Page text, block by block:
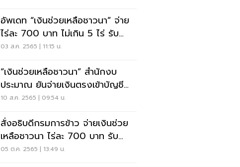
อัพเดท “เงินช่วยเหลือชาวนา” จ่าย
ไร่ละ 700 บาท ไม่เกิน 5 ไร่ รับ
สูงสุด 3,500 บาท
03 ส.ค. 2565 | 11:15 น.
“เงินช่วยเหลือชาวนา” สำนักงบ
ประมาณ ยันจ่ายเงินตรงเข้าบัญชี
ชาวนา
10 ส.ค. 2565 | 09:54 น.
สั่งอธิบดีกรมการข้าว จ่ายเงินช่วย
เหลือชาวนา ไร่ละ 700 บาท รับ
สูงสุด 3,500 บาท
05 ต.ค. 2565 | 13:49 น.